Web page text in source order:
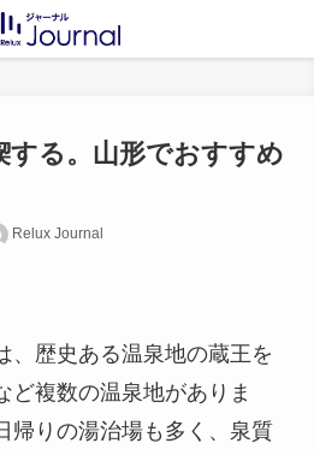
する。山形でおすすめ
Relux Journal
、歴史ある温泉地の蔵王を
ど複数の温泉地がありま
帰りの湯治場も多く、泉質